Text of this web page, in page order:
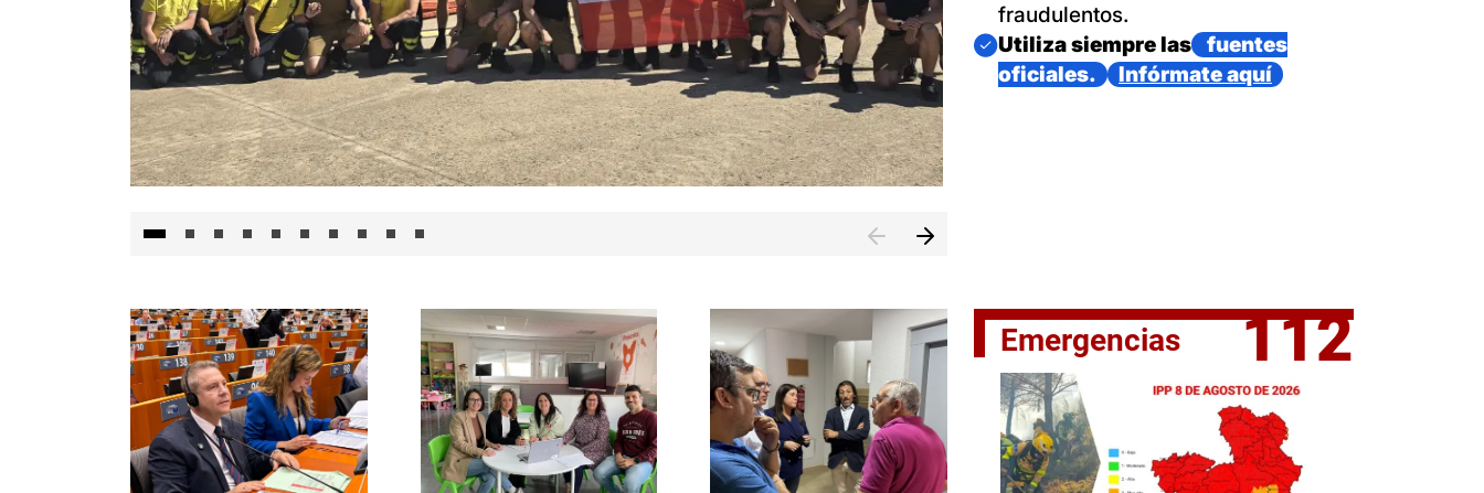
II Vuelta Ciclista CLM LEADER
fraudulentos.
Imagen
Utiliza siempre las
fuentes
oficiales.
Infórmate aquí
Emergencias 112